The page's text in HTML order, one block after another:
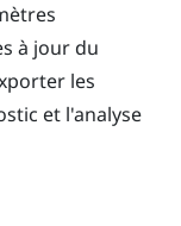
à jour du
les
et l'analyse